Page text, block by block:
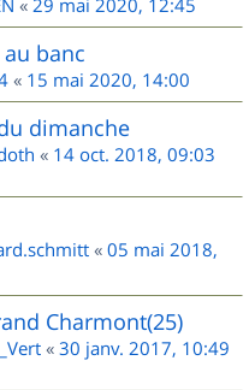
« 29 mai 2020, 12:45
banc
« 15 mai 2020, 14:00
dimanche
« 14 oct. 2018, 09:03
« 05 mai 2018,
Charmont(25)
« 30 janv. 2017, 10:49